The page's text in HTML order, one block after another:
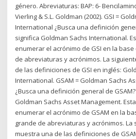
género. Abreviaturas: BAP: 6-
Vierling & S.L. Goldman (2002). GSI =
International ¿Busca una definición
significa Goldman Sachs International.
enumerar el acrónimo de GSI en la
de abreviaturas y acrónimos. La
de las definiciones de GSI en inglés:
International. GSAM = Goldman Sachs
¿Busca una definición general de
Goldman Sachs Asset Management.
enumerar el acrónimo de GSAM en la
grande de abreviaturas y acrónimos. La
muestra una de las definiciones de